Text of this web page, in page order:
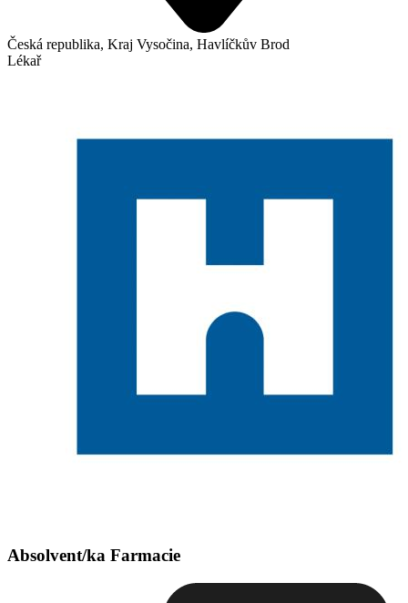
Česká republika, Kraj Vysočina, Havlíčkův Brod
Lékař
Absolvent/ka Farmacie